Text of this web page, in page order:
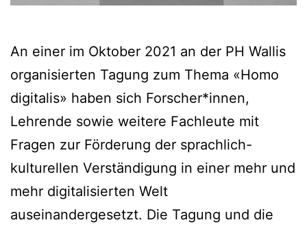
An einer im Oktober 2021 an der PH Wallis
organisierten Tagung zum Thema «Homo
digitalis» haben sich Forscher*innen,
Lehrende sowie weitere Fachleute mit
Fragen zur Förderung der sprachlich-
kulturellen Verständigung in einer mehr und
mehr digitalisierten Welt
auseinandergesetzt. Die Tagung und die